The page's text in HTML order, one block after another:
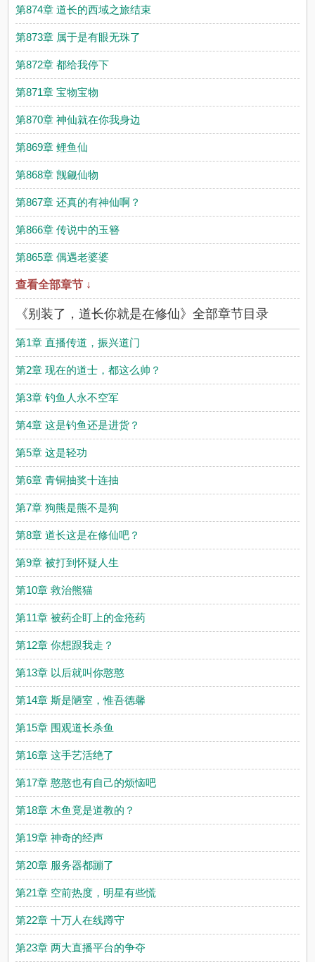
第874章 道长的西域之旅结束
第873章 属于是有眼无珠了
第872章 都给我停下
第871章 宝物宝物
第870章 神仙就在你我身边
第869章 鲤鱼仙
第868章 觊觎仙物
第867章 还真的有神仙啊？
第866章 传说中的玉簪
第865章 偶遇老婆婆
查看全部章节 ↓
《别装了，道长你就是在修仙》全部章节目录
第1章 直播传道，振兴道门
第2章 现在的道士，都这么帅？
第3章 钓鱼人永不空军
第4章 这是钓鱼还是进货？
第5章 这是轻功
第6章 青铜抽奖十连抽
第7章 狗熊是熊不是狗
第8章 道长这是在修仙吧？
第9章 被打到怀疑人生
第10章 救治熊猫
第11章 被药企盯上的金疮药
第12章 你想跟我走？
第13章 以后就叫你憨憨
第14章 斯是陋室，惟吾德馨
第15章 围观道长杀鱼
第16章 这手艺活绝了
第17章 憨憨也有自己的烦恼吧
第18章 木鱼竟是道教的？
第19章 神奇的经声
第20章 服务器都蹦了
第21章 空前热度，明星有些慌
第22章 十万人在线蹲守
第23章 两大直播平台的争夺